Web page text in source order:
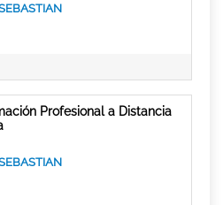
Profesional a Distancia